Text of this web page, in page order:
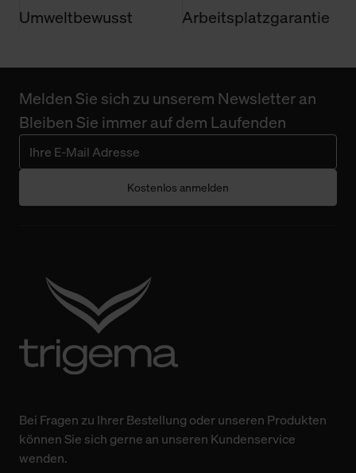
Umweltbewusst Arbeitsplatzgarantie
Melden Sie sich zu unserem Newsletter an
Bleiben Sie immer auf dem Laufenden
Kostenlos anmelden
Bei Fragen zu Ihrer Bestellung oder unseren Produkten
können Sie sich gerne an unseren Kundenservice
wenden.